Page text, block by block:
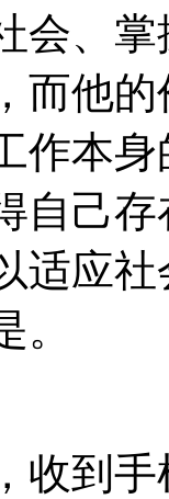
会、
而他
作本
自己
适应
收到